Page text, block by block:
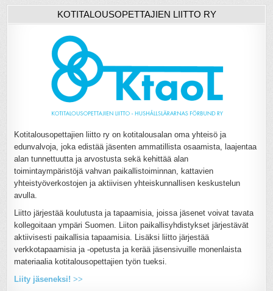
KOTITALOUSOPETTAJIEN LIITTO RY
Kotitalousopettajien liitto ry on kotitalousalan oma yhteisö ja
edunvalvoja, joka edistää jäsenten ammatillista osaamista, laajentaa
alan tunnettuutta ja arvostusta sekä kehittää alan
toimintaympäristöjä vahvan paikallistoiminnan, kattavien
yhteistyöverkostojen ja aktiivisen yhteiskunnallisen keskustelun
avulla.
Liitto järjestää koulutusta ja tapaamisia, joissa jäsenet voivat tavata
kollegoitaan ympäri Suomen. Liiton paikallisyhdistykset järjestävät
aktiivisesti paikallisia tapaamisia. Lisäksi liitto järjestää
verkkotapaamisia ja -opetusta ja kerää jäsensivuille monenlaista
materiaalia kotitalousopettajien työn tueksi.
Liity jäseneksi! >>